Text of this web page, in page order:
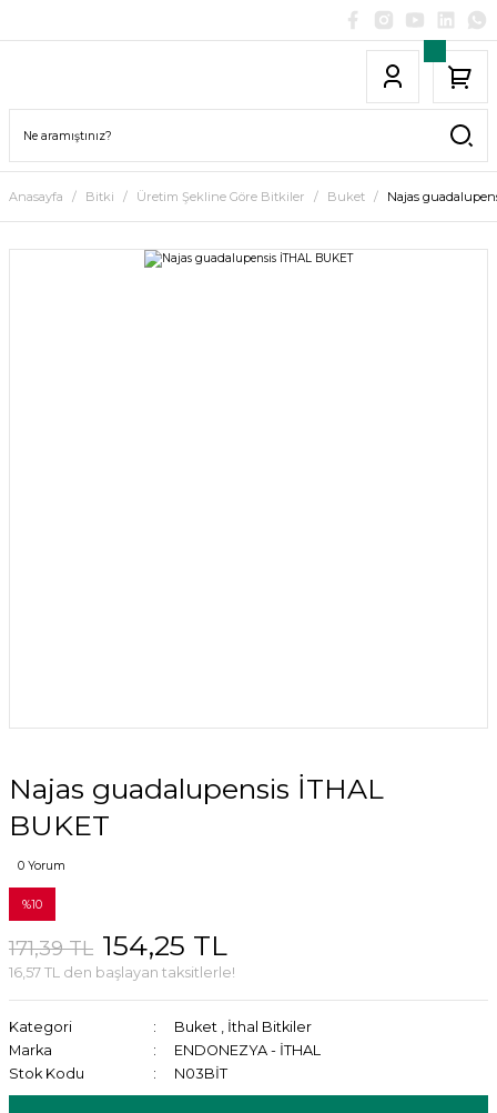
Anasayfa Bitki Üretim Şekline Göre Bitkiler Buket Najas
Najas guadalupensis İTHAL
BUKET
0 Yorum
%10
171,39 TL 154,25 TL
16,57 TL den başlayan taksitlerle!
Kategori Buket , İthal Bitkiler
Marka
ENDONEZYA - İTHAL
Stok Kodu
N03BİT